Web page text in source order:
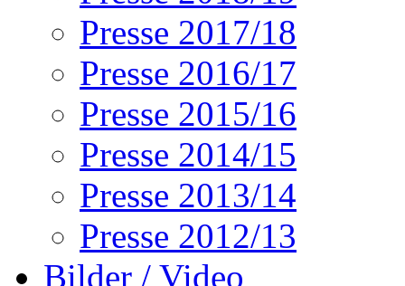
Presse 2017/18
Presse 2016/17
Presse 2015/16
Presse 2014/15
Presse 2013/14
Presse 2012/13
Bilder / Video